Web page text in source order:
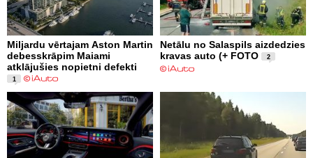
Miljardu vērtajam Aston Martin
debesskrāpim Maiami
atklājušies nopietni defekti
1
Netālu no Salaspils aizdedzies
kravas auto (+ FOTO
2